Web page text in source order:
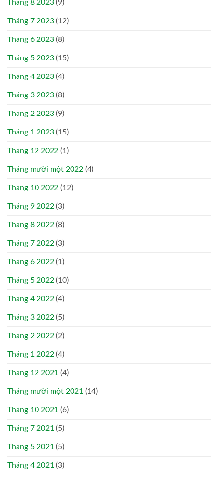
Tháng 8 2023 (9)
Tháng 7 2023 (12)
Tháng 6 2023 (8)
Tháng 5 2023 (15)
Tháng 4 2023 (4)
Tháng 3 2023 (8)
Tháng 2 2023 (9)
Tháng 1 2023 (15)
Tháng 12 2022 (1)
Tháng mười một 2022 (4)
Tháng 10 2022 (12)
Tháng 9 2022 (3)
Tháng 8 2022 (8)
Tháng 7 2022 (3)
Tháng 6 2022 (1)
Tháng 5 2022 (10)
Tháng 4 2022 (4)
Tháng 3 2022 (5)
Tháng 2 2022 (2)
Tháng 1 2022 (4)
Tháng 12 2021 (4)
Tháng mười một 2021 (14)
Tháng 10 2021 (6)
Tháng 7 2021 (5)
Tháng 5 2021 (5)
Tháng 4 2021 (3)